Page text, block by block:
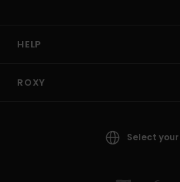
HELP
ROXY
Select your